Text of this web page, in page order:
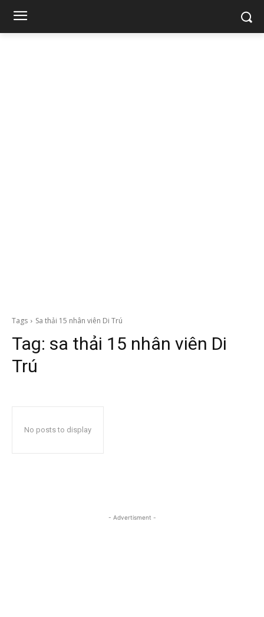
Tags Sa thải 15 nhân viên Di Trú
Tag: sa thải 15 nhân viên Di
Trú
No posts to display
- Advertisment -